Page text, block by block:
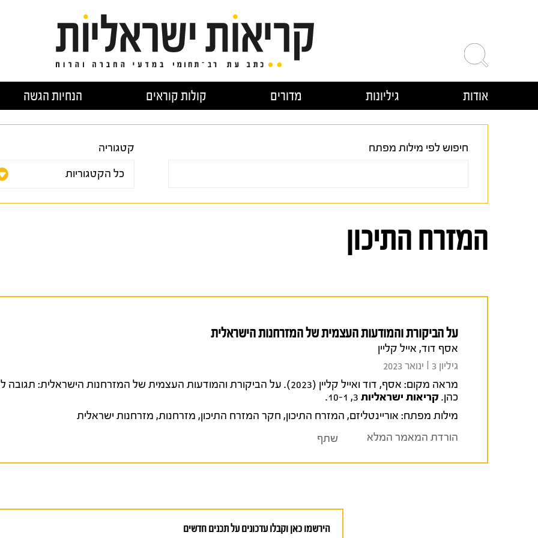
אודות גיליונות מדורים קולות קוראים הנחיות הגשה
חיפוש לפי מילות מפתח קטגוריה
המזרח התיכון
על הביקורת והמודעות העצמית של המזרחנות הישראלית
אסף דוד, אייל קליין
גיליון 3 I ינואר 2023
מראה מקום:
אסף, דוד ואייל קליין (2023). על הביקורת והמודעות העצמית של המזרחנות הישראלית:
כהן.קריאות ישראליות
מילות מפתח: אוריינטליזם, המזרח התיכון, חקר המזרח התיכון, מזרחנות, מזרחנות ישראלית
הורדת המאמר המלא
שתף
הירשמו כאן וקבלו עדכונים על תכנים חדשים